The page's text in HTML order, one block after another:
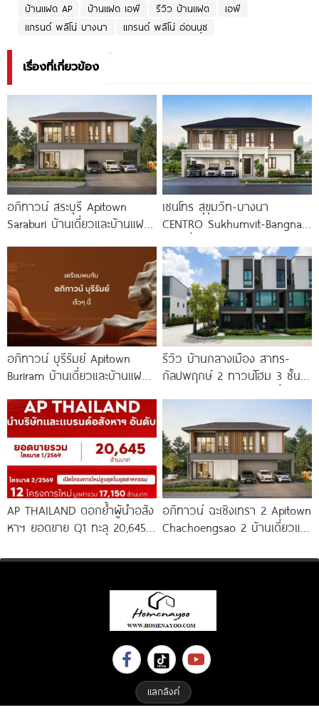
บ้านแฝด AP
บ้านแฝด เอพี รีวิว บ้านแฝด
เอพี
แกรนด์ พลีโน่ บางนา
แกรนด์ พลีโน่ อ่อนนุช
เรื่องที่เกี่ยวข้อง
อภิทาวน์ สระบุรี Apitown
Saraburi บ้านเดี่ยวและบ้านแฝด
เซนโทร สุขุมวิท-บางนา
CENTRO Sukhumvit-Bangna
ถนนสุขุมวิท และรถไฟฟ้า 2
อภิทาวน์ บุรีรัมย์ Apitown
Buriram บ้านเดี่ยวและบ้านแฝดซี
นางรอง พร้อม Fitness 24
รีวิว บ้านกลางเมือง สาทร-
กัลปพฤกษ์ 2 ทาวน์โฮม 3 ชั้น
สาทร เพียง
AP THAILAND ตอกย้ำผู้นำอสัง
หาฯ ยอดขาย Q1 ทะลุ 20,645
อภิทาวน์ ฉะเชิงเทรา 2 Apitown
Chachoengsao 2 บ้านเดี่ยวและ
แลกลิงค์